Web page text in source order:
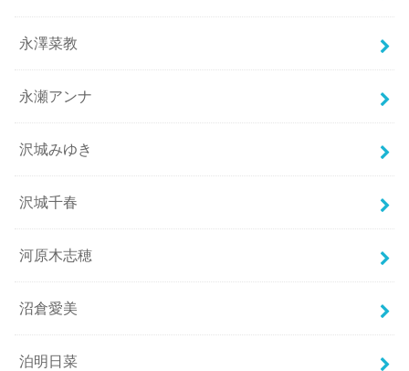
永澤菜教
永瀬アンナ
沢城みゆき
沢城千春
河原木志穂
沼倉愛美
泊明日菜